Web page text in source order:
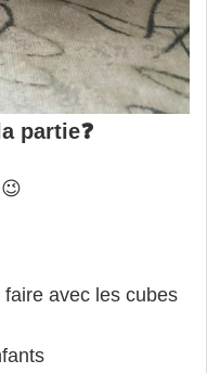
partie❓
avec les cubes